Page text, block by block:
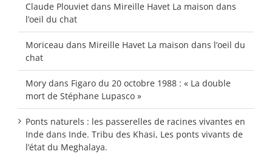
Claude Plouviet dans Mireille Havet La maison dans
l’oeil du chat
Moriceau dans Mireille Havet La maison dans l’oeil du
chat
Mory dans Figaro du 20 octobre 1988 : « La double
mort de Stéphane Lupasco »
Ponts naturels : les passerelles de racines vivantes en
Inde dans Inde. Tribu des Khasi, Les ponts vivants de
l’état du Meghalaya.